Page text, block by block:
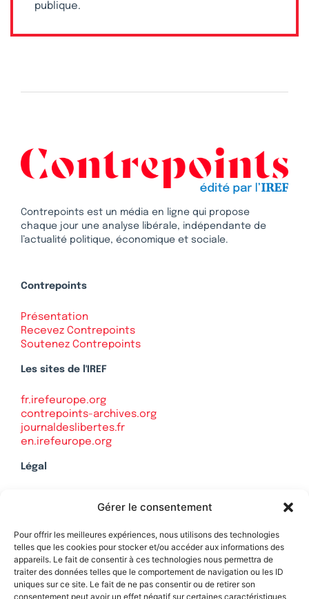
Gérer le consentement
Pour offrir les meilleures expériences, nous utilisons des technologies
telles que les cookies pour stocker et/ou accéder aux informations des
appareils. Le fait de consentir à ces technologies nous permettra de
traiter des données telles que le comportement de navigation ou les ID
uniques sur ce site. Le fait de ne pas consentir ou de retirer son
consentement peut avoir un effet négatif sur certaines caractéristiques
publique.
Contrepoints est un média en ligne qui propose
chaque jour une analyse libérale, indépendante de
l’actualité politique, économique et sociale.
Contrepoints
Présentation
Recevez Contrepoints
Soutenez Contrepoints
Les sites de l'IREF
fr.irefeurope.org
contrepoints-archives.org
journaldeslibertes.fr
en.irefeurope.org
Légal
Politique de confidentialité
Soutenez Contrepoints